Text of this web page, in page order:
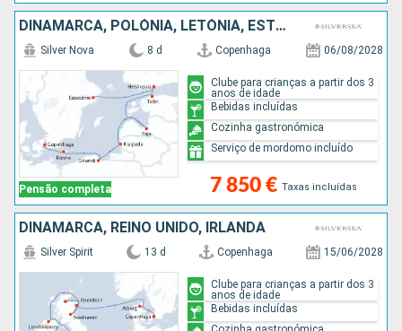
DINAMARCA, POLÓNIA, LETÓNIA, ESTÓNIA, FINLÂNDIA, SUÉCIA
Pensão completa
Silver Nova 8 d Copenhaga 06/08/2028
7 850 € Taxas incluídas
Clube para crianças a partir dos 3
anos de idade
Bebidas incluídas
Cozinha gastronómica
Serviço de mordomo incluído
DINAMARCA, REINO UNIDO, IRLANDA
Silver Spirit 13 d Copenhaga 15/06/2028
Clube para crianças a partir dos 3
anos de idade
Bebidas incluídas